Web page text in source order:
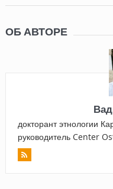
ОБ АВТОРЕ
докторант этнологии
руководитель Center